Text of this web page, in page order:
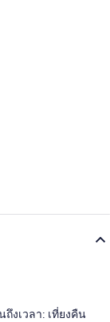
งเวลา: เที่ยงคืน